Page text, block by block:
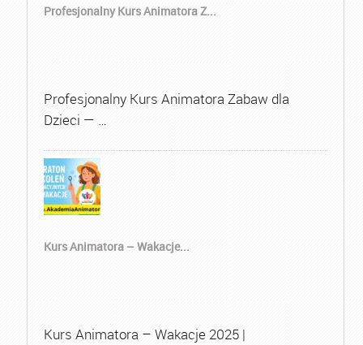
Profesjonalny Kurs Animatora Z...
Profesjonalny Kurs Animatora Zabaw dla
Dzieci — …
Kurs Animatora – Wakacje...
Kurs Animatora – Wakacje 2025 |